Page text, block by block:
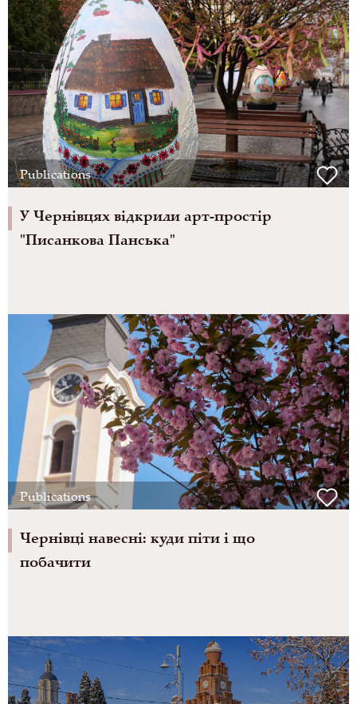
Publications
У Чернівцях відкрили арт-простір
"Писанкова Панська"
Publications
Чернівці навесні: куди піти і що
побачити